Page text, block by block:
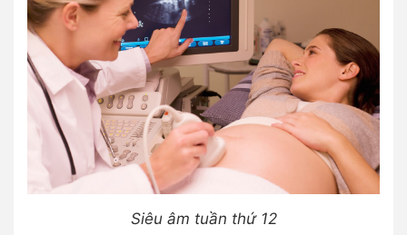
Siêu âm tuần thứ 12